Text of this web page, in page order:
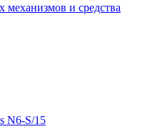
и средства
N6-S/15